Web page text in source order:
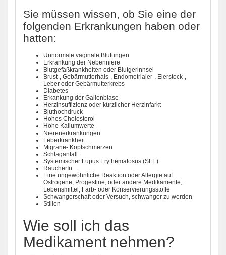
Sie müssen wissen, ob Sie eine der
folgenden Erkrankungen haben oder
hatten:
Unnormale vaginale Blutungen
Erkrankung der Nebenniere
Blutgefäßkrankheiten oder Blutgerinnsel
Brust-, Gebärmutterhals-, Endometrialer-, Eierstock-,
Leber oder Gebärmutterkrebs
Diabetes
Erkankung der Gallenblase
Herzinsuffizienz oder kürzlicher Herzinfarkt
Bluthochdruck
Hohes Cholesterol
Hohe Kaliumwerte
Nierenerkrankungen
Leberkrankheit
Migräne- Kopfschmerzen
Schlaganfall
Systemischer Lupus Erythematosus (SLE)
RaucherIn
Eine ungewöhnliche Reaktion oder Allergie auf
Östrogene, Progestine, oder andere Medikamente,
Lebensmittel, Farb- oder Konservierungsstoffe
Schwangerschaft oder Versuch, schwanger zu werden
Stillen
Wie soll ich das
Medikament nehmen?